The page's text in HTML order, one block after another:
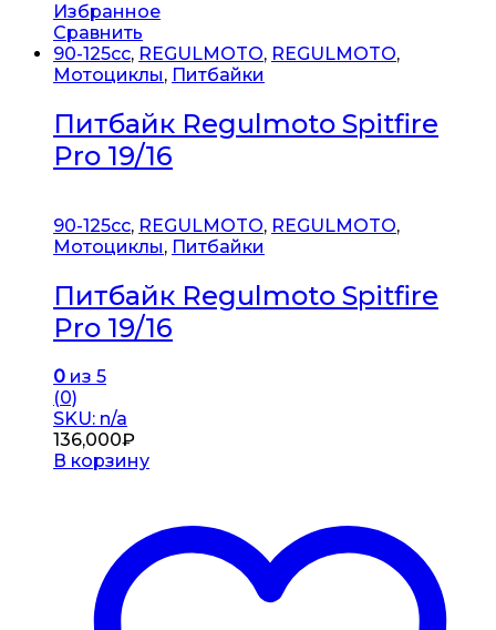
Избранное
Сравнить
90-125cc, REGULMOTO, REGULMOTO,
Мотоциклы, Питбайки
Питбайк Regulmoto Spitfire
Pro 19/16
90-125cc, REGULMOTO, REGULMOTO,
Мотоциклы, Питбайки
Питбайк Regulmoto Spitfire
Pro 19/16
0 из 5
(0)
SKU: n/a
136,000₽
В корзину